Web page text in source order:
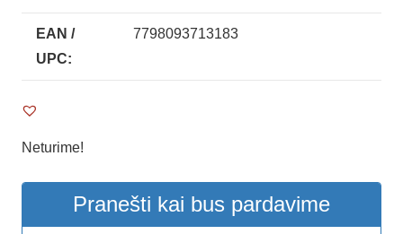
EAN /
UPC:
7798093713183
Neturime!
Pranešti kai bus pardavime